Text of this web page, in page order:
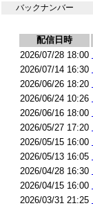
バックナンバー
配信日時
2026/07/28 18:00
2026/07/14 16:30
2026/06/26 18:20
2026/06/24 10:26
2026/06/16 18:00
2026/05/27 17:20
2026/05/15 16:00
2026/05/13 16:05
2026/04/28 16:30
2026/04/15 16:00
2026/03/31 21:25